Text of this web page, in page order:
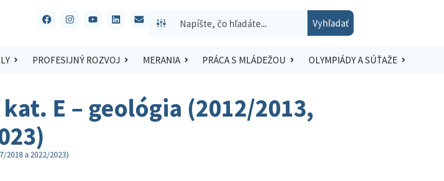
Vyhľadať
PROFESIJNÝ ROZVOJ MERANIA PRÁCA S MLÁDEŽOU OLYMPIÁDY A SÚŤAŽE
E – geológia (2012/2013,
2018 a 2022/2023)